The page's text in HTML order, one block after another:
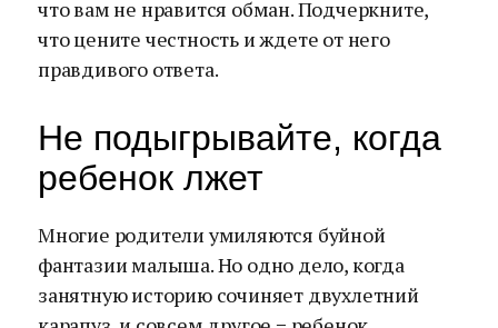
что вам не нравится обман. Подчеркните,
что цените честность и ждете от него
правдивого ответа.
Не подыгрывайте, когда
ребенок лжет
Многие родители умиляются буйной
фантазии малыша. Но одно дело, когда
занятную историю сочиняет двухлетний